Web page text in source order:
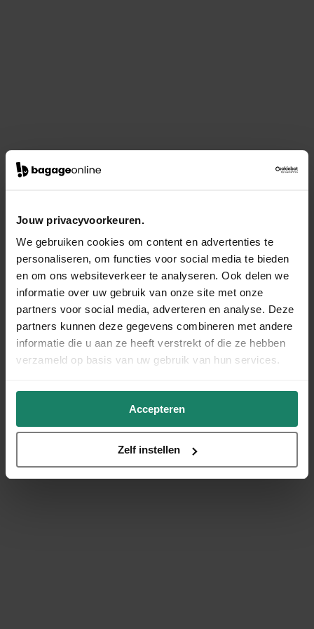
Jouw privacyvoorkeuren.
We gebruiken cookies om content en advertenties te
personaliseren, om functies voor social media te bieden
en om ons websiteverkeer te analyseren. Ook delen we
informatie over uw gebruik van onze site met onze
partners voor social media, adverteren en analyse. Deze
partners kunnen deze gegevens combineren met andere
informatie die u aan ze heeft verstrekt of die ze hebben
verzameld op basis van uw gebruik van hun services.
Accepteren
Zelf instellen